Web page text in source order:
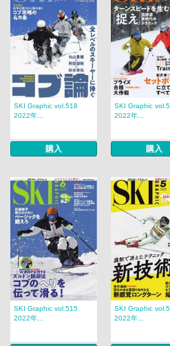
SKI Graphic vol.518
2022年...
購入
SKI Graphic
2022年...
購入
SKI Graphic vol.515
2022年...
SKI Graphic
2022年...